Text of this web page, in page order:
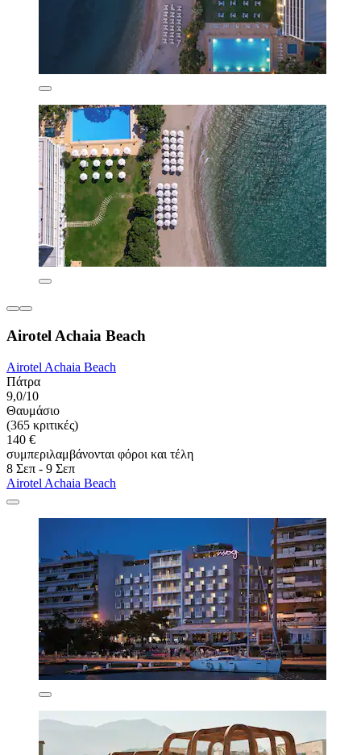
Airotel Achaia Beach
Airotel Achaia Beach
Πάτρα
9,0/10
Θαυμάσιο
(365 κριτικές)
140 €
συμπεριλαμβάνονται φόροι και τέλη
8 Σεπ - 9 Σεπ
Airotel Achaia Beach